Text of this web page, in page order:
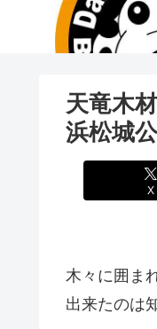
天竜木
浜松城
X
木々に囲ま
出来たのは